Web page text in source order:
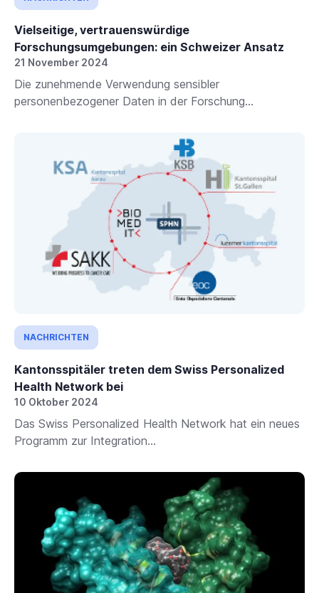
Vielseitige, vertrauenswürdige
Forschungsumgebungen: ein Schweizer Ansatz
21 November 2024
Die zunehmende Verwendung sensibler
personenbezogener Daten in der Forschung...
NACHRICHTEN
Kantonsspitäler treten dem Swiss Personalized
Health Network bei
10 Oktober 2024
Das Swiss Personalized Health Network hat ein neues
Programm zur Integration...